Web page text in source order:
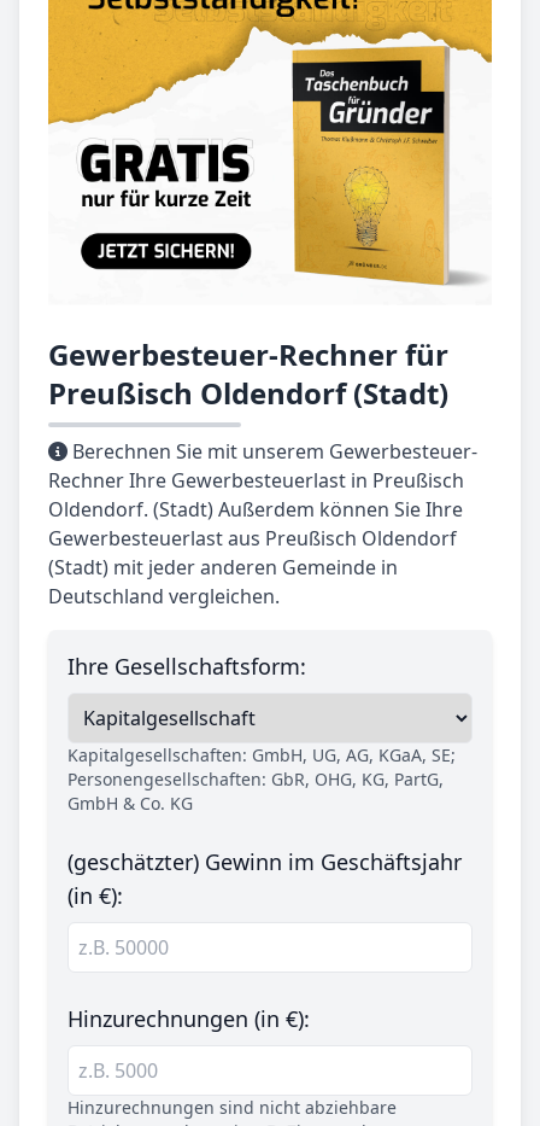
Gewerbesteuer-Rechner für
Preußisch Oldendorf (Stadt)
Berechnen Sie mit unserem Gewerbesteuer-
Rechner Ihre Gewerbesteuerlast in Preußisch
Oldendorf. (Stadt) Außerdem können Sie Ihre
Gewerbesteuerlast aus Preußisch Oldendorf
(Stadt) mit jeder anderen Gemeinde in
Deutschland vergleichen.
Ihre Gesellschaftsform:
Kapitalgesellschaften: GmbH, UG, AG, KGaA, SE;
Personengesellschaften: GbR, OHG, KG, PartG,
GmbH & Co. KG
(geschätzter) Gewinn im Geschäftsjahr
(in €):
Hinzurechnungen (in €):
Hinzurechnungen sind nicht abziehbare